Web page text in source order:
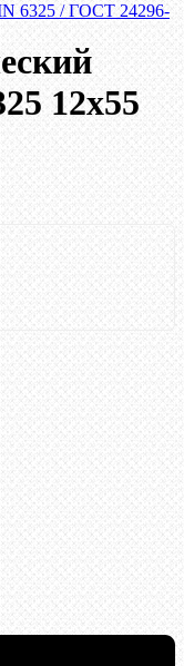
6325 / ГОСТ 24296-
12х55